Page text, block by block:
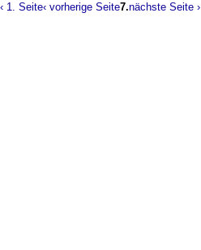
‹ 1. Seite‹ vorherige Seite7.nächste Seite ›